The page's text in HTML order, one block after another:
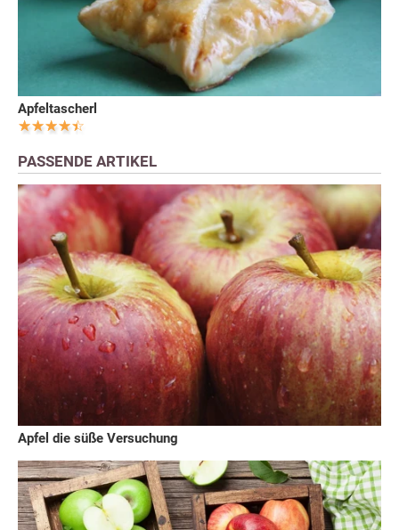
Apfeltascherl
PASSENDE ARTIKEL
Apfel die süße Versuchung